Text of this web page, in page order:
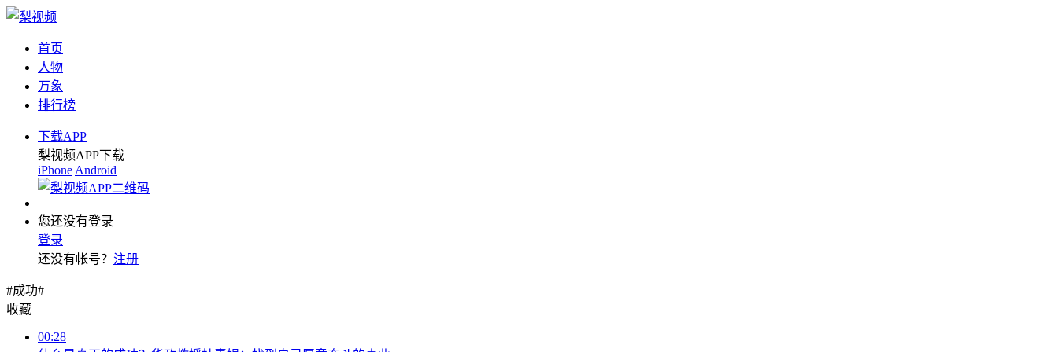
首页
人物
万象
排行榜
下载APP
梨视频APP下载
iPhone Android
您还没有登录
登录
还没有帐号？ 注册
#成功#
收藏
00:28